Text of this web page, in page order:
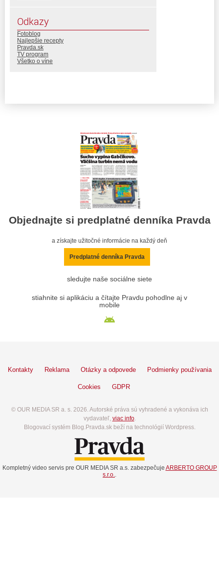
Odkazy
Fotoblog
Najlepšie recepty
Pravda.sk
TV program
Všetko o víne
Objednajte si predplatné denníka Pravda
a získajte užitočné informácie na každý deň
Predplatné denníka Pravda
sledujte naše sociálne siete
stiahnite si aplikáciu a čítajte Pravdu pohodlne aj v
mobile
Kontakty Reklama Otázky a odpovede Podmienky používania
Cookies GDPR
© OUR MEDIA SR a. s. 2026. Autorské práva sú vyhradené a vykonáva ich
vydavateľ, viac info.
Blogovací systém Blog.Pravda.sk beží na technológií Wordpress.
Kompletný video servis pre OUR MEDIA SR a.s. zabezpečuje ARBERTO GROUP
s.r.o..